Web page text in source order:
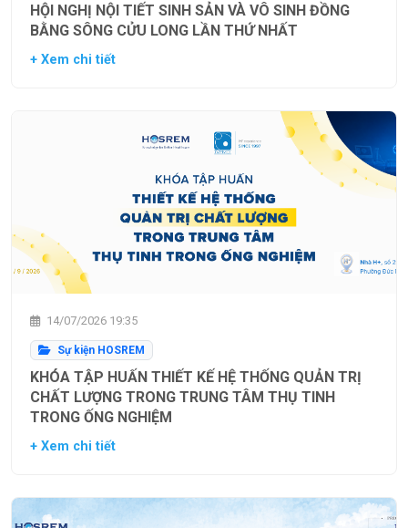
HỘI NGHỊ NỘI TIẾT SINH SẢN VÀ VÔ SINH ĐỒNG
BẰNG SÔNG CỬU LONG LẦN THỨ NHẤT
+ Xem chi tiết
14/07/2026 19:35
Sự kiện HOSREM
KHÓA TẬP HUẤN THIẾT KẾ HỆ THỐNG QUẢN TRỊ
CHẤT LƯỢNG TRONG TRUNG TÂM THỤ TINH
TRONG ỐNG NGHIỆM
+ Xem chi tiết